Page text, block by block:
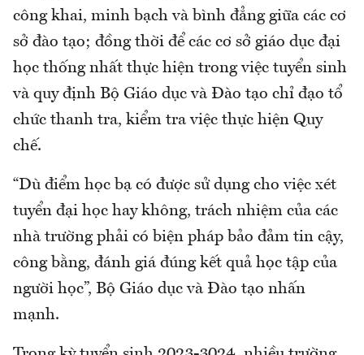
công khai, minh bạch và bình đẳng giữa các cơ
sở đào tạo; đồng thời để các cơ sở giáo dục đại
học thống nhất thực hiện trong việc tuyển sinh
và quy định Bộ Giáo dục và Đào tạo chỉ đạo tổ
chức thanh tra, kiểm tra việc thực hiện Quy
chế.
“Dù điểm học bạ có được sử dụng cho việc xét
tuyển đại học hay không, trách nhiệm của các
nhà trường phải có biện pháp bảo đảm tin cậy,
công bằng, đánh giá đúng kết quả học tập của
người học”, Bộ Giáo dục và Đào tạo nhấn
mạnh.